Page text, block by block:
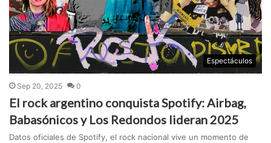
Espectáculos
Sep 20, 2025 0
El rock argentino conquista Spotify: Airbag,
Babasónicos y Los Redondos lideran 2025
Datos oficiales de Spotify, el rock nacional vive un momento de